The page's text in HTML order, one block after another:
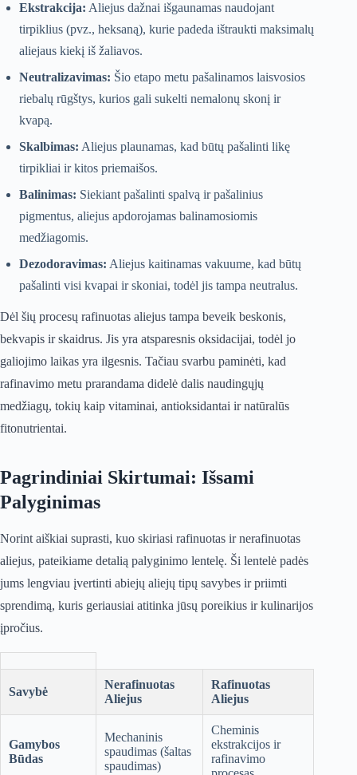
Ekstrakcija: Aliejus dažnai išgaunamas naudojant
tirpiklius (pvz., heksaną), kurie padeda ištraukti maksimalų
aliejaus kiekį iš žaliavos.
Neutralizavimas: Šio etapo metu pašalinamos laisvosios
riebalų rūgštys, kurios gali sukelti nemalonų skonį ir
kvapą.
Skalbimas: Aliejus plaunamas, kad būtų pašalinti likę
tirpikliai ir kitos priemaišos.
Balinimas: Siekiant pašalinti spalvą ir pašalinius
pigmentus, aliejus apdorojamas balinamosiomis
medžiagomis.
Dezodoravimas: Aliejus kaitinamas vakuume, kad būtų
pašalinti visi kvapai ir skoniai, todėl jis tampa neutralus.
Dėl šių procesų rafinuotas aliejus tampa beveik beskonis,
bekvapis ir skaidrus. Jis yra atsparesnis oksidacijai, todėl jo
galiojimo laikas yra ilgesnis. Tačiau svarbu paminėti, kad
rafinavimo metu prarandama didelė dalis naudingųjų
medžiagų, tokių kaip vitaminai, antioksidantai ir natūralūs
fitonutrientai.
Pagrindiniai Skirtumai: Išsami
Palyginimas
Norint aiškiai suprasti, kuo skiriasi rafinuotas ir nerafinuotas
aliejus, pateikiame detalią palyginimo lentelę. Ši lentelė padės
jums lengviau įvertinti abiejų aliejų tipų savybes ir priimti
sprendimą, kuris geriausiai atitinka jūsų poreikius ir kulinarijos
įpročius.
Savybė
Nerafinuotas
Aliejus
Rafinuotas
Aliejus
Gamybos
Būdas
Mechaninis
spaudimas (šaltas
spaudimas)
Cheminis
ekstrakcijos ir
rafinavimo